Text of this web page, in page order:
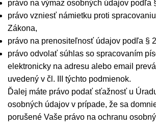
právo na výmaz osobných údajov podľa
právo vzniesť námietku proti
Zákona,
právo na prenositeľnosť údajov podľa §
právo odvolať súhlas so spracovaním
elektronicky na adresu alebo email
uvedený v čl. III týchto podmienok.
Ďalej máte právo podať sťažnosť u
osobných údajov v prípade, že sa
porušené Vaše právo na ochranu